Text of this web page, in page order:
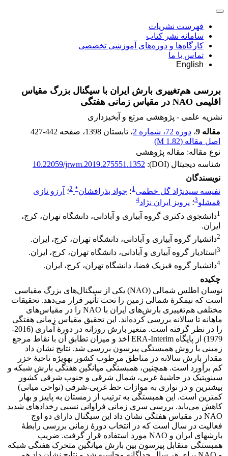
فهرست نشریات
سامانه نشر کتاب
کارگاه‌ها و دوره‌های آموزشی تخصصی
تماس با ما
English
بررسی هم‌تغییری بارش‌ ایران با سیگنال بزرگ‌ مقیاس
اقلیمی NAO در مقیاس زمانی هفتگی
نشریه علمی - پژوهشی مرتع و آبخیزداری
مقاله 9
، دوره 72، شماره 2 ، تابستان 1398 ، صفحه 427-442
اصل مقاله (1.82 M
)
نوع مقاله: مقاله پژوهشی
شناسه دیجیتال (DOI):
10.22059/jrwm.2019.275551.1352
نویسندگان
نفیسه سیدنژاد گل خطمی1؛ جواد بذرافشان*
2؛ آرزو نازی
قمشلو3؛ پرویز ایران نژاد4
1دانشجوی دکتری گروه آبیاری و آبادانی، دانشگاه تهران، کرج،
ایران.
2دانشیار گروه آبیاری و آبادانی، دانشگاه تهران، کرج، ایران.
3 استادیار گروه آبیاری و آبادانی، دانشگاه تهران، کرج، ایران.
4دانشیار گروه فیزیک فضا، دانشگاه تهران، کرج، ایران.
چکیده
نوسان اطلس شمالی (NAO) یکی از سیگنال‌های بزرگ مقیاسی
است که نیمکرۀ شمالی زمین را تحت تأثیر قرار می‌دهد. تحقیقات
مختلفی هم‌تغییری بارش‌های ایران با NAO را در مقیاس‌های
ماهانه تا سالانه بررسی کرده‌اند. این تحقیق مقیاس‌ زمانی هفتگی
را در نظر گرفته است. متغیر بارش روزانه در دورۀ آماری (2016-
1979) از پایگاه ERA-Interim اخذ و میزان تطابق آن با نقاط مرجع
زمینی با روش همبستگی پیرسون بررسی شد. نتایج نشان داد
مقدار بارش سالانه در مناطق مرطوب کشور به­ویژه ناحیۀ خزر
کم برآورد است. همچنین، همبستگی میانگین هفتگی بارش شبکه و
سینوپتیک در حاشیۀ غربی، شمال شرقی و جنوب شرقی کشور
بیشترین و در نواری به موازات خط غربی-شرقی (نواحی میانی)
کمترین است. این همبستگی به ترتیب از زمستان به پاییز و بهار
کاهش می‌یابد. بررسی سری زمانی فراوانی نسبی رخدادهای شدید
NAO در مقیاس هفتگی نشان داد این سیگنال دارای دو اوج
فعالیت در سال است که در انتخاب دورۀ زمانی بررسی رابطۀ
بارش­های ایران و NAO مورد استفاده قرار گرفت. ضریب
همبستگی متقابل پیرسون بین بارش میانگین متحرک هفتگی شبکه